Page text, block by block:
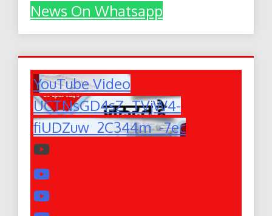
News On Whatsapp
YouTube Video
UCTNsGD4sZ_TVjW4-
fiUDZuw_2C344m_-7ec